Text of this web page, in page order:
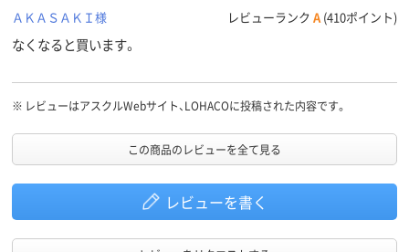
ＡＫＡＳＡＫＩ様
レビューランク A (410ポイント)
なくなると買います。
※ レビューはアスクルWebサイト、LOHACOに投稿された内容です。
この商品のレビューを全て見る
レビューを書く